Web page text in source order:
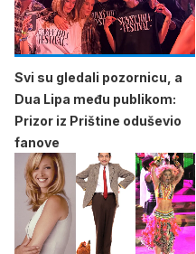
Svi su gledali pozornicu, a
Dua Lipa među publikom:
Prizor iz Prištine oduševio
fanove